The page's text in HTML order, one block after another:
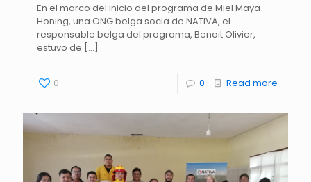
En el marco del inicio del programa de Miel Maya
Honing, una ONG belga socia de NATIVA, el
responsable belga del programa, Benoit Olivier,
estuvo de […]
0 0 Read more